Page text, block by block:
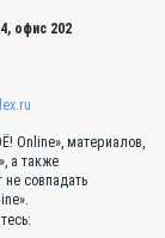
офис 202
Online», материалов,
а также
совпадать